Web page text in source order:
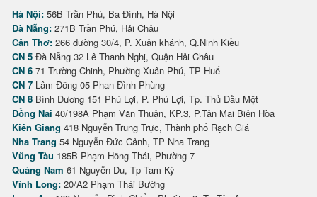
Hà Nội: 56B Trần Phú, Ba Đình, Hà Nội
Đà Nẵng: 271B Trần Phú, Hải Châu
Cần Thơ: 266 đường 30/4, P. Xuân khánh, Q.Ninh Kiều
CN 5 Đà Nẵng 32 Lê Thanh Nghị, Quận Hải Châu
CN 6 71 Trường Chinh, Phường Xuân Phú, TP Huế
CN 7 Lâm Đồng 05 Phan Đình Phùng
CN 8 Bình Dương 151 Phú Lợi, P. Phú Lợi, Tp. Thủ Dầu Một
Đồng Nai 40/198A Phạm Văn Thuận, KP.3, P.Tân Mai Biên Hòa
Kiên Giang 418 Nguyễn Trung Trực, Thành phố Rạch Giá
Nha Trang 54 Nguyễn Đức Cảnh, TP Nha Trang
Vũng Tàu 185B Phạm Hồng Thái, Phường 7
Quảng Nam 61 Nguyễn Du, Tp Tam Kỳ
Vĩnh Long: 20/A2 Phạm Thái Bường